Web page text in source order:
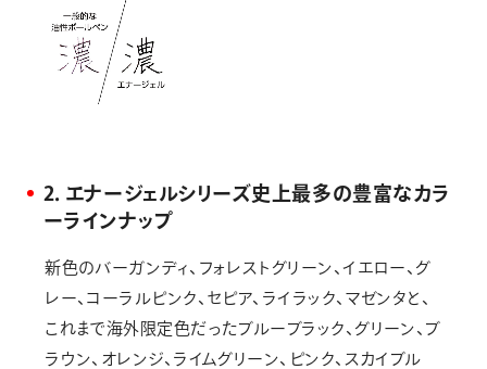
2．エナージェルシリーズ史上最多の豊富なカラ
ーラインナップ
新色のバーガンディ、フォレストグリーン、イエロー、グ
レー、コーラルピンク、セピア、ライラック、マゼンタと、
これまで海外限定色だったブルーブラック、グリーン、ブ
ラウン、オレンジ、ライムグリーン、ピンク、スカイブル